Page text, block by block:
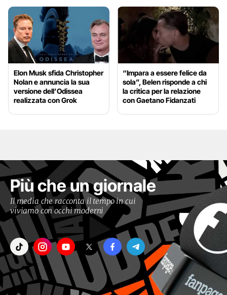
Elon Musk sfida Christopher
Nolan e annuncia la sua
versione dell’Odissea
realizzata con Grok
“Impara a essere felice da
sola”, Belen risponde a chi
la critica per la relazione
con Gaetano Fidanzati
Più che un giornale
Il media che racconta il tempo in cui
viviamo con occhi moderni